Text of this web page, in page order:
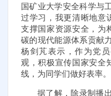
国矿业大学安全科学与
过学习，我更清晰地意
支撑国家资源安全，为
碳的现代能源体系贡献
杨剑芃表示，作为党
观，积极宣传国家安全
线，为同学们做好表率。
据了解，除录制播